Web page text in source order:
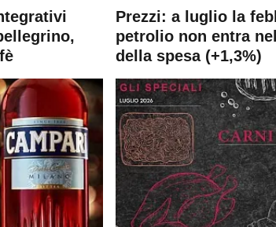
Prezzi: a luglio la
petrolio non entra
della spesa (+1,3%)